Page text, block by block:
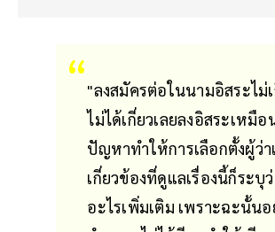
"ลงสมัครต่อในนามอิสระไม่
ไม่ได้เกี่ยวเลยลงอิสระเห
ปัญหาทำให้การเลือกตั้งผู้ว่
เกี่ยวข้องที่ดูแลเรื่องนี้ก็ระบุ
อะไรเพิ่มเติม เพราะฉะนั้น